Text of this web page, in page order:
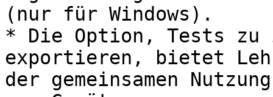
(nur für Windows).
* Die Option, Tests zu
exportieren, bietet
der gemeinsamen